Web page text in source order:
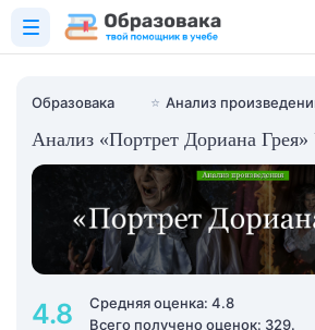
Образовака ⭐ Анализ
Анализ «Портрет Дориана
4.8
Средняя оценка: 4.8
Всего получено оценок: 329.